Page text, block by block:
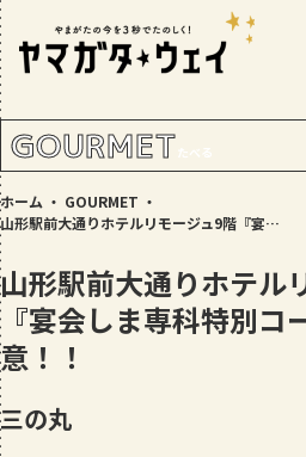
【30選】ランキング
GOURMET
おすすめ！山形の
の人気ランキング
GOURMET たべる
ホーム ・ GOURMET ・
山形駅前大通りホテルリモージュ9階『宴会しま専科特別コース』をご用意！！
山形駅前大通りホテル
『宴会しま専科特別コ
意！！
三の丸